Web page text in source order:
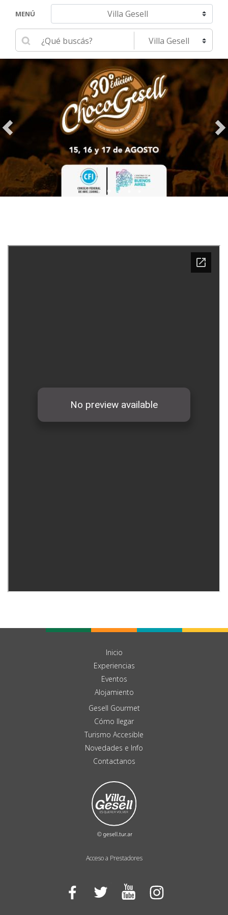
MENÚ Navegar hacia otra localidad
Ingrese su búsqueda Seleccione una localidad
Acceso a Prestadores
Inicio
Experiencias
Eventos
Alojamiento
Gesell Gourmet
Cómo llegar
Turismo Accesible
Novedades e Info
Contactanos
Facebook Twitter YouTube